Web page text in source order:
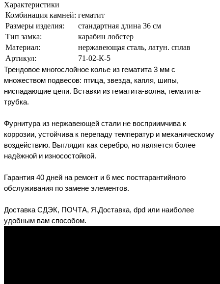
Характеристики
Комбинация камней: гематит
Размеры изделия:
стандартная длина 36 см
Тип замка:
карабин лобстер
Материал:
нержавеющая сталь, латун. сплав
Артикул:
71-02-К-5
Трендовое многослойное колье из гематита 3 мм с
множеством подвесов: птица, звезда, капля, шипы,
ниспадающие цепи. Вставки из гематита-волна, гематита-
трубка.
Фурнитура из нержавеющей стали не восприимчива к
коррозии, устойчива к перепаду температур и механическому
воздействию. Выглядит как серебро, но является более
надёжной и износостойкой.
Гарантия 40 дней на ремонт и 6 мес постгарантийного
обслуживания по замене элементов.
Доставка СДЭК, ПОЧТА, Я.Доставка, dpd или наиболее
удобным вам способом.